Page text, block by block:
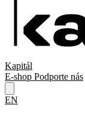
Kapitál
E-shop Podporte nás
EN